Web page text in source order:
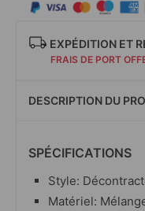
EXPÉDITION ET
FRAIS DE PORT
DESCRIPTION DU
SPÉCIFICATIONS
Style:
Matériel: